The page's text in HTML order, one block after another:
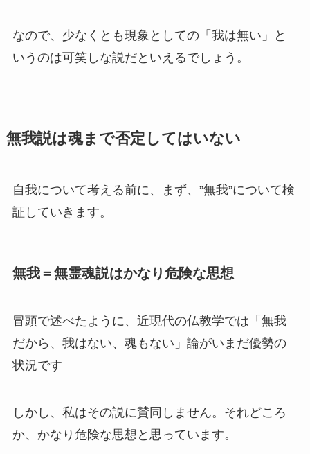
なので、少なくとも現象としての「我は無い」と
いうのは可笑しな説だといえるでしょう。
無我説は魂まで否定してはいない
自我について考える前に、まず、”無我”について検
証していきます。
無我＝無霊魂説はかなり危険な思想
冒頭で述べたように、近現代の仏教学では「無我
だから、我はない、魂もない」論がいまだ優勢の
状況です
しかし、私はその説に賛同しません。それどころ
か、かなり危険な思想と思っています。